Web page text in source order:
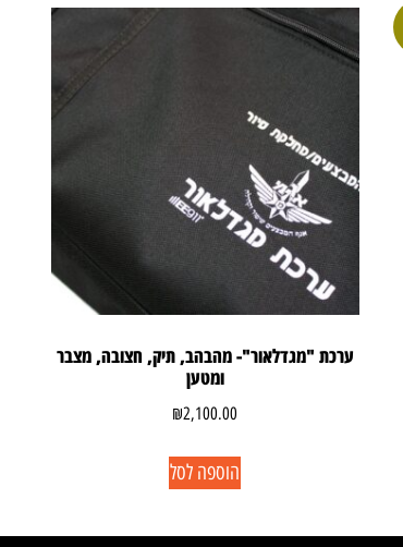
ערכת "מגדלאור"- מהבהב, תיק, חצובה, מצבר
ומטען
₪2,100.00
הוספה לסל